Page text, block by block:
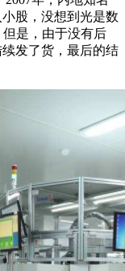
股，没想到光是数
是，由于没有后
发了货，最后的结